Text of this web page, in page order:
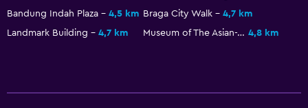
Bandung Indah Plaza
4,5 km Braga City Walk
4,7 km
Landmark Building
4,7 km Museum of The Asian-African Conference 4,8 km